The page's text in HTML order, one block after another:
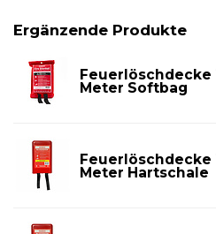
Ergänzende Produkte
Feuerlöschdecke
Meter Softbag
Feuerlöschdecke
Meter Hartschale